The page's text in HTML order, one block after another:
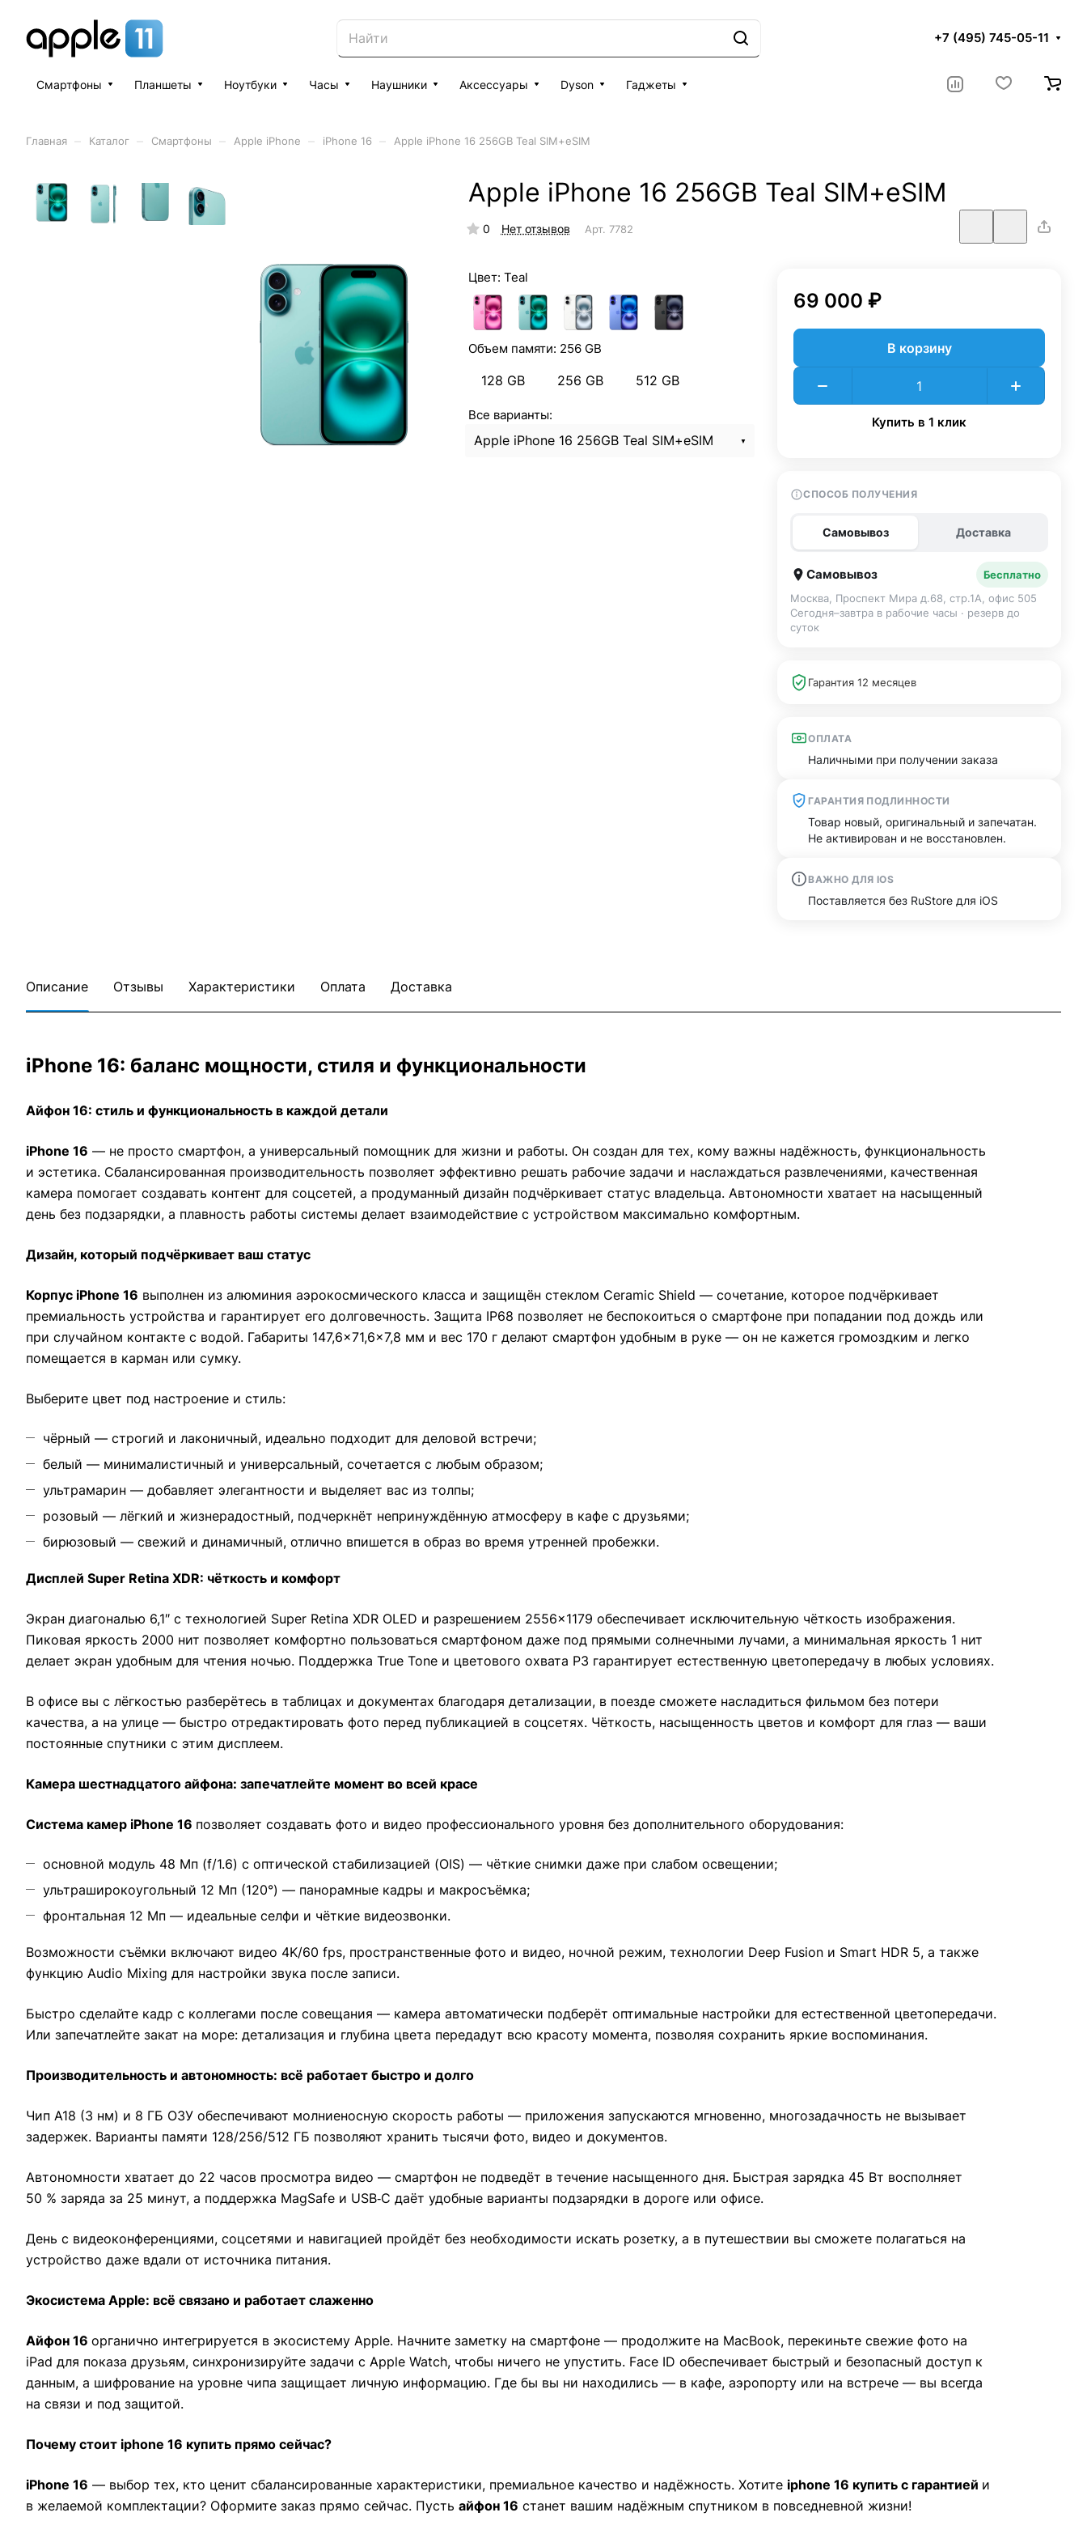
+7 (495) 745-05-11
Смартфоны Планшеты Ноутбуки Часы Наушники Аксессуары Dyson Гаджеты
Главная Каталог Смартфоны Apple iPhone iPhone 16 Apple iPhone 16 256GB Teal SIM+eSIM
Apple iPhone 16 256GB Teal SIM+eSIM
0 Нет отзывов Арт. 7782
Цвет: Teal
Объем памяти: 256 GB
128 GB 256 GB 512 GB
Все варианты:
Apple iPhone 16 256GB Teal SIM+eSIM
69 000 ₽
В корзину
Купить в 1 клик
СПОСОБ ПОЛУЧЕНИЯ
Самовывоз Доставка
Самовывоз
Бесплатно
Москва, Проспект Мира д.68, стр.1А, офис 505
Сегодня–завтра в рабочие часы · резерв до
суток
Гарантия 12 месяцев
ОПЛАТА
Наличными при получении заказа
ГАРАНТИЯ ПОДЛИННОСТИ
Товар новый, оригинальный и запечатан.
Не активирован и не восстановлен.
ВАЖНО ДЛЯ IOS
Поставляется без RuStore для iOS
Описание Отзывы Характеристики Оплата Доставка
iPhone 16: баланс мощности, стиля и функциональности
Айфон 16: стиль и функциональность в каждой детали
iPhone 16 — не просто смартфон, а универсальный помощник для жизни и работы. Он создан для тех, кому важны надёжность, функциональность
и эстетика. Сбалансированная производительность позволяет эффективно решать рабочие задачи и наслаждаться развлечениями, качественная
камера помогает создавать контент для соцсетей, а продуманный дизайн подчёркивает статус владельца. Автономности хватает на насыщенный
день без подзарядки, а плавность работы системы делает взаимодействие с устройством максимально комфортным.
Дизайн, который подчёркивает ваш статус
Корпус iPhone 16 выполнен из алюминия аэрокосмического класса и защищён стеклом Ceramic Shield — сочетание, которое подчёркивает
премиальность устройства и гарантирует его долговечность. Защита IP68 позволяет не беспокоиться о смартфоне при попадании под дождь или
при случайном контакте с водой. Габариты 147,6×71,6×7,8 мм и вес 170 г делают смартфон удобным в руке — он не кажется громоздким и легко
помещается в карман или сумку.
Выберите цвет под настроение и стиль:
чёрный — строгий и лаконичный, идеально подходит для деловой встречи;
белый — минималистичный и универсальный, сочетается с любым образом;
ультрамарин — добавляет элегантности и выделяет вас из толпы;
розовый — лёгкий и жизнерадостный, подчеркнёт непринуждённую атмосферу в кафе с друзьями;
бирюзовый — свежий и динамичный, отлично впишется в образ во время утренней пробежки.
Дисплей Super Retina XDR: чёткость и комфорт
Экран диагональю 6,1″ с технологией Super Retina XDR OLED и разрешением 2556×1179 обеспечивает исключительную чёткость изображения.
Пиковая яркость 2000 нит позволяет комфортно пользоваться смартфоном даже под прямыми солнечными лучами, а минимальная яркость 1 нит
делает экран удобным для чтения ночью. Поддержка True Tone и цветового охвата P3 гарантирует естественную цветопередачу в любых условиях.
В офисе вы с лёгкостью разберётесь в таблицах и документах благодаря детализации, в поезде сможете насладиться фильмом без потери
качества, а на улице — быстро отредактировать фото перед публикацией в соцсетях. Чёткость, насыщенность цветов и комфорт для глаз — ваши
постоянные спутники с этим дисплеем.
Камера шестнадцатого айфона: запечатлейте момент во всей красе
Система камер iPhone 16 позволяет создавать фото и видео профессионального уровня без дополнительного оборудования:
основной модуль 48 Мп (f/1.6) с оптической стабилизацией (OIS) — чёткие снимки даже при слабом освещении;
ультраширокоугольный 12 Мп (120°) — панорамные кадры и макросъёмка;
фронтальная 12 Мп — идеальные селфи и чёткие видеозвонки.
Возможности съёмки включают видео 4K/60 fps, пространственные фото и видео, ночной режим, технологии Deep Fusion и Smart HDR 5, а также
функцию Audio Mixing для настройки звука после записи.
Быстро сделайте кадр с коллегами после совещания — камера автоматически подберёт оптимальные настройки для естественной цветопередачи.
Или запечатлейте закат на море: детализация и глубина цвета передадут всю красоту момента, позволяя сохранить яркие воспоминания.
Производительность и автономность: всё работает быстро и долго
Чип A18 (3 нм) и 8 ГБ ОЗУ обеспечивают молниеносную скорость работы — приложения запускаются мгновенно, многозадачность не вызывает
задержек. Варианты памяти 128/256/512 ГБ позволяют хранить тысячи фото, видео и документов.
Автономности хватает до 22 часов просмотра видео — смартфон не подведёт в течение насыщенного дня. Быстрая зарядка 45 Вт восполняет
50 % заряда за 25 минут, а поддержка MagSafe и USB‑C даёт удобные варианты подзарядки в дороге или офисе.
День с видеоконференциями, соцсетями и навигацией пройдёт без необходимости искать розетку, а в путешествии вы сможете полагаться на
устройство даже вдали от источника питания.
Экосистема Apple: всё связано и работает слаженно
Айфон 16 органично интегрируется в экосистему Apple. Начните заметку на смартфоне — продолжите на MacBook, перекиньте свежие фото на
iPad для показа друзьям, синхронизируйте задачи с Apple Watch, чтобы ничего не упустить. Face ID обеспечивает быстрый и безопасный доступ к
данным, а шифрование на уровне чипа защищает личную информацию. Где бы вы ни находились — в кафе, аэропорту или на встрече — вы всегда
на связи и под защитой.
Почему стоит iphone 16 купить прямо сейчас?
iPhone 16 — выбор тех, кто ценит сбалансированные характеристики, премиальное качество и надёжность. Хотите iphone 16 купить с гарантией и
в желаемой комплектации? Оформите заказ прямо сейчас. Пусть айфон 16 станет вашим надёжным спутником в повседневной жизни!